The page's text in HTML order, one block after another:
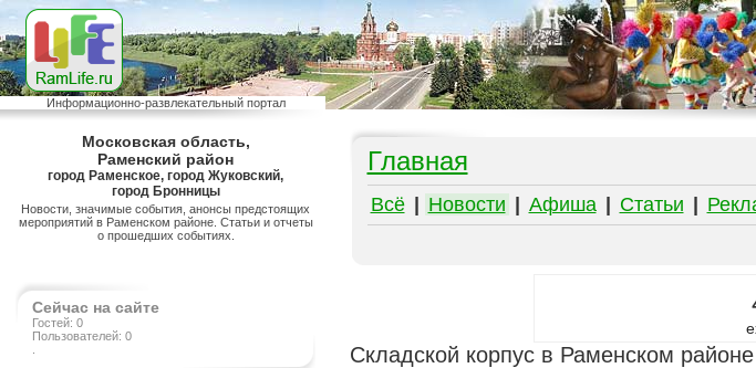
Информационно-развлекательный портал
Московская область,
Раменский район
город Раменское, город Жуковский,
город Бронницы
Новости, значимые события, анонсы предстоящих
мероприятий в Раменском районе. Статьи и отчеты
о прошедших событиях.
Сейчас на сайте
Гостей: 0
Пользователей: 0
Главная
Всё Новости Афиша Статьи
Складской корпус в Раменском